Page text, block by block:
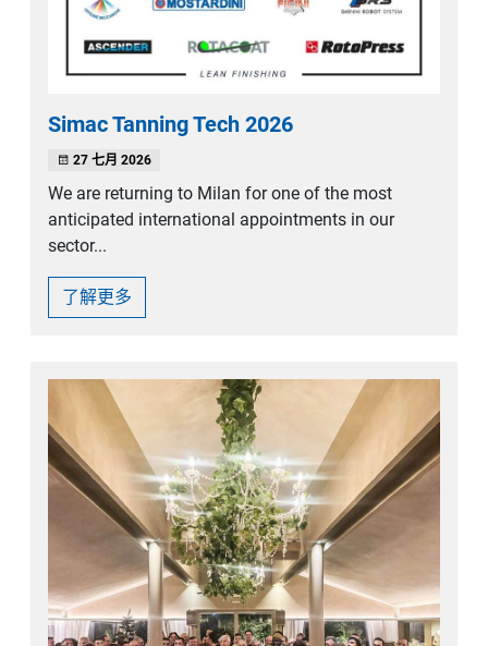
Simac Tanning Tech 2026
27 七月 2026
We are returning to Milan for one of the most
anticipated international appointments in our
sector...
了解更多